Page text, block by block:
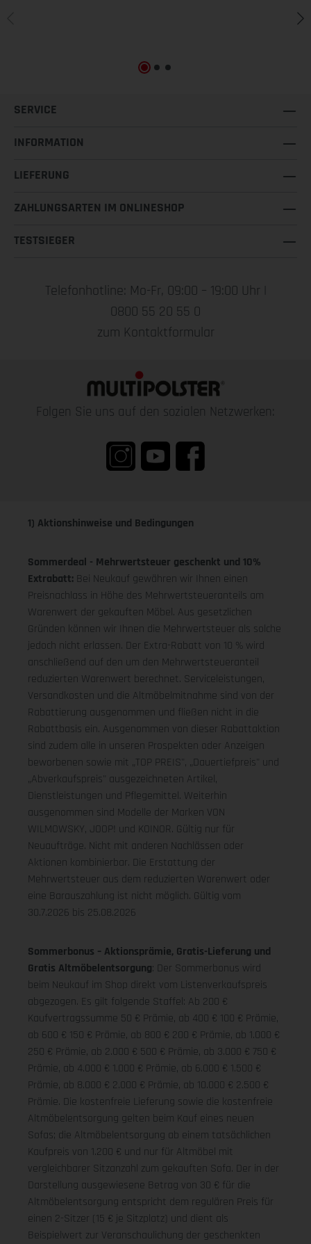
SERVICE
INFORMATION
LIEFERUNG
ZAHLUNGSARTEN IM ONLINESHOP
TESTSIEGER
Telefonhotline: Mo-Fr, 09:00 – 19:00 Uhr |
0800 55 20 55 0
zum Kontaktformular
Folgen Sie uns auf den sozialen Netzwerken:
1) Aktionshinweise und Bedingungen
Sommerdeal - Mehrwertsteuer geschenkt und 10%
Extrabatt: Bei Neukauf gewähren wir Ihnen einen
Preisnachlass in Höhe des Mehrwertsteueranteils am
Warenwert der gekauften Möbel. Aus gesetzlichen
Gründen können wir Ihnen die Mehrwertsteuer als solche
jedoch nicht erlassen. Der Extra-Rabatt von 10 % wird
anschließend auf den um den Mehrwertsteueranteil
reduzierten Warenwert berechnet. Serviceleistungen,
Versandkosten und die Altmöbelmitnahme sind von der
Rabattierung ausgenommen und fließen nicht in die
Rabattbasis ein. Ausgenommen von dieser Rabattaktion
sind zudem alle in unseren Prospekten oder Anzeigen
beworbenen sowie mit „TOP PREIS", „Dauertiefpreis" und
„Abverkaufspreis" ausgezeichneten Artikel,
Dienstleistungen und Pflegemittel. Weiterhin
ausgenommen sind Modelle der Marken VON
WILMOWSKY, JOOP! und KOINOR. Gültig nur für
Neuaufträge. Nicht mit anderen Nachlässen oder
Aktionen kombinierbar. Die Erstattung der
Mehrwertsteuer aus dem reduzierten Warenwert oder
eine Barauszahlung ist nicht möglich. Gültig vom
30.7.2026 bis 25.08.2026
Sommerbonus – Aktionsprämie, Gratis-Lieferung und
Gratis Altmöbelentsorgung: Der Sommerbonus wird
beim Neukauf im Shop direkt vom Listenverkaufspreis
abgezogen. Es gilt folgende Staffel: Ab 200 €
Kaufvertragssumme 50 € Prämie, ab 400 € 100 € Prämie,
ab 600 € 150 € Prämie, ab 800 € 200 € Prämie, ab 1.000 €
250 € Prämie, ab 2.000 € 500 € Prämie, ab 3.000 € 750 €
Prämie, ab 4.000 € 1.000 € Prämie, ab 6.000 € 1.500 €
Prämie, ab 8.000 € 2.000 € Prämie, ab 10.000 € 2.500 €
Prämie. Die kostenfreie Lieferung sowie die kostenfreie
Altmöbelentsorgung gelten beim Kauf eines neuen
Sofas; die Altmöbelentsorgung ab einem tatsächlichen
Kaufpreis von 1.200 € und nur für Altmöbel mit
vergleichbarer Sitzanzahl zum gekauften Sofa. Der in der
Darstellung ausgewiesene Betrag von 30 € für die
Altmöbelentsorgung entspricht dem regulären Preis für
einen 2-Sitzer (15 € je Sitzplatz) und dient als
Beispielwert zur Veranschaulichung der geschenkten